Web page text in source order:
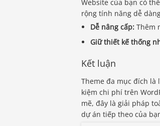
Website của bạn có
rộng tính năng dễ
Dễ nâng cấp: Thêm
Giữ thiết kế thống
Kết luận
Theme đa mục đích
kiệm chi phí trên
mẽ, đây là giải pháp
dự án tiếp theo của